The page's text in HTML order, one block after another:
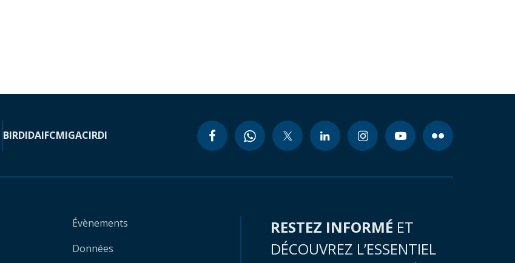
BIRDIDAIFCMIGACIRDI
Évènements
Données
RESTEZ INFORMÉ ET
DÉCOUVREZ L’ESSENTIEL